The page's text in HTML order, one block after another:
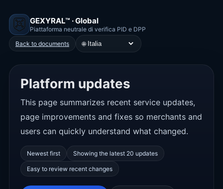
GEXYRAL™ · Global
Piattaforma neutrale di verifica PID e DPP
Back to documents
🌐
Platform updates
This page summarizes recent service updates,
page improvements and fixes so merchants and
users can quickly understand what changed.
Newest first Showing the latest 20 updates
Easy to review recent changes